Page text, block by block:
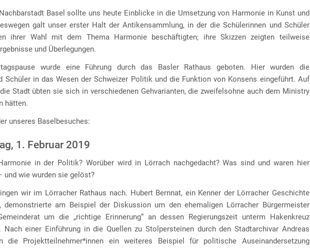
Basel sollte uns heute Einblicke in die Umsetzung von Harmonie in Kunst und
galt unser erster Halt der Antikensammlung, in der die Schülerinnen und Schüler
ihrer Wahl mit dem Thema Harmonie beschäftigten; ihre Skizzen zeigten teilweise
und Überlegungen.
wurde eine Führung durch das Basler Rathaus geboten. Hier wurden die
Schüler in das Wesen der Schweizer Politik und die Funktion von Konsens eingeführt. Auf
Stadt übten sie sich in verschiedenen Gehvarianten, die zweifelsohne auch dem Ministry
hätten.
unseres Baselbesuches:
1. Februar 2019
in der Politik? Worüber wird in Lörrach nachgedacht? Was sind und waren hier
und wie wurden sie gelöst?
wir im Lörracher Rathaus nach. Hubert Bernnat, ein Kenner der Lörracher Geschichte
demonstrierte am Beispiel der Diskussion um den ehemaligen Lörracher Bürgermeister
um die „richtige Erinnerung“ an dessen Regierungszeit unterm Hakenkreuz
Nach einer Einführung in die Quellen zu Stolpersteinen durch den Stadtarchivar Andreas
die Projektteilnehmer*innen ein weiteres Beispiel für politische Auseinandersetzung